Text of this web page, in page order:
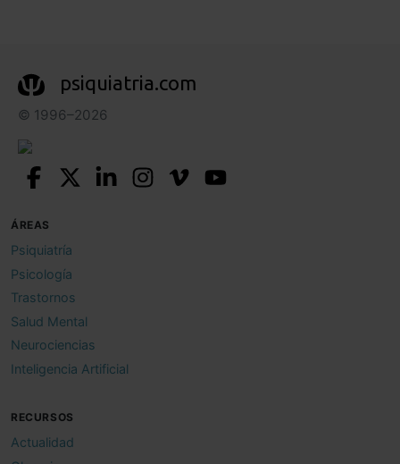
psiquiatria.com
© 1996–2026
ÁREAS
Psiquiatría
Psicología
Trastornos
Salud Mental
Neurociencias
Inteligencia Artificial
RECURSOS
Actualidad